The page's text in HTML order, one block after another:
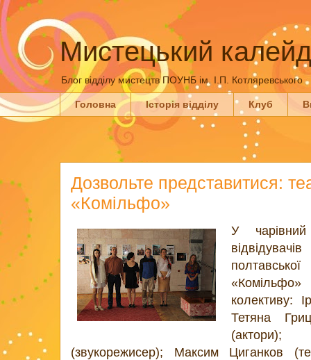
Мистецький
Блог відділу мистецтв ПОУНБ ім. І.П. Котляревського
Головна Історія відділу Клуб
Дозвольте представитися:
«Комільфо»
У
колективу:
Тетяна
(звукорежисер); Максим Циганков